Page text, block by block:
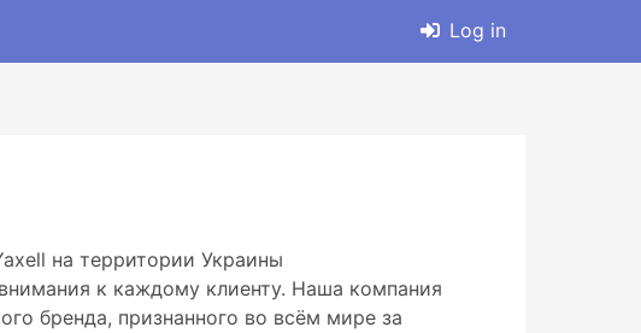
Log in
на территории Украины
к каждому клиенту. Наша компания
бренда, признанного во всём мире за